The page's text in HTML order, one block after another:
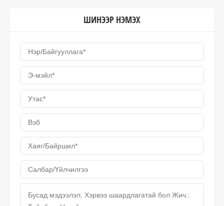
ШИНЭЭР НЭМЭХ